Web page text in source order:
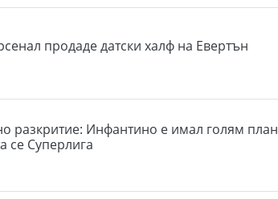
продаде датски халф на Евертън
разкритие: Инфантино е имал голям план
се Суперлига